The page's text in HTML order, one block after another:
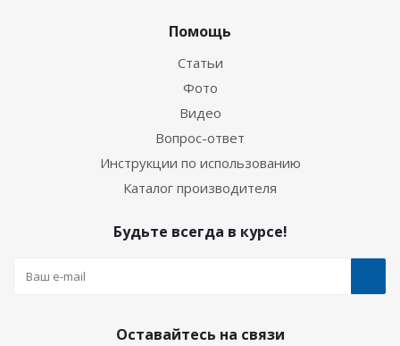
Помощь
Статьи
Фото
Видео
Вопрос-ответ
Инструкции по использованию
Каталог производителя
Будьте всегда в курсе!
Оставайтесь на связи